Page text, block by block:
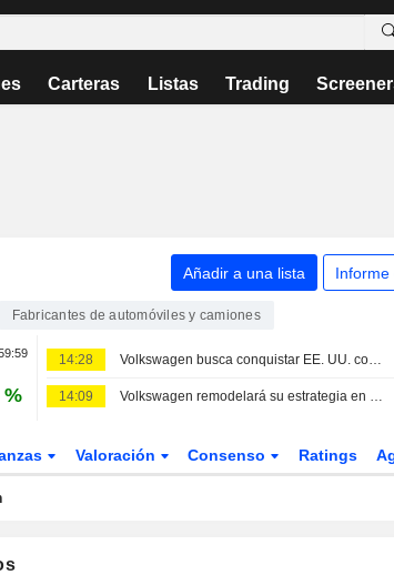
Carteras Listas Trading
Añadir a una lista Informe
Fabricantes de automóviles y camiones
%
14:28 Volkswagen busca conquistar EE. UU. con camionetas pickup y renueva su cúpula directiva en el país
14:09 Volkswagen remodelará su estrategia en Estados Unidos con el lanzamiento de un pick-up
Valoración Consenso Ratings